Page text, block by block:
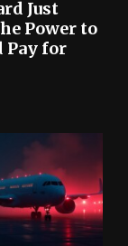
Just
Power to
Pay for